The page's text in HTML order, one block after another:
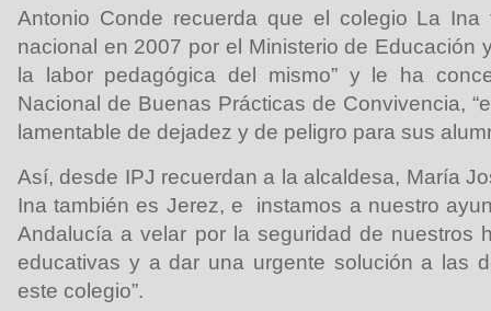
Antonio Conde recuerda que el colegio La Ina
nacional en 2007 por el Ministerio de Educación
la labor pedagógica del mismo” y le ha
Nacional de Buenas Prácticas de Convivencia,
lamentable de dejadez y de peligro para sus
Así, desde IPJ recuerdan a la alcaldesa, María
Ina también es Jerez, e instamos a nuestro
Andalucía a velar por la seguridad de nuestros
educativas y a dar una urgente solución a las
este colegio”.